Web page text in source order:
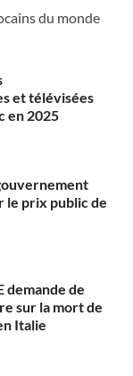
du monde
et télévisées
en 2025
le prix public de
demande de
sur la mort de
Italie